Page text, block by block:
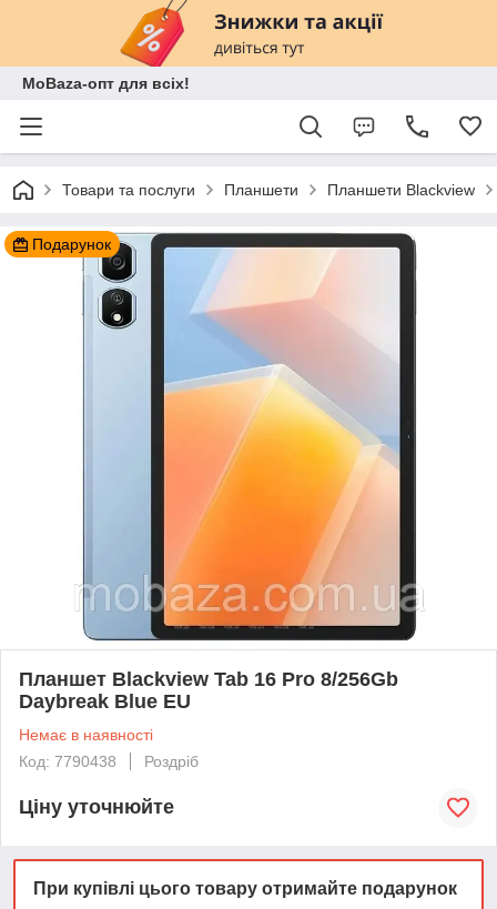
MoBaza-опт для всіх!
Товари та послуги Планшети Планшети Blackview
Подарунок
Планшет Blackview Tab 16 Pro 8/256Gb
Daybreak Blue EU
Немає в наявності
Код: 7790438
Роздріб
Ціну уточнюйте
При купівлі цього товару отримайте подарунок